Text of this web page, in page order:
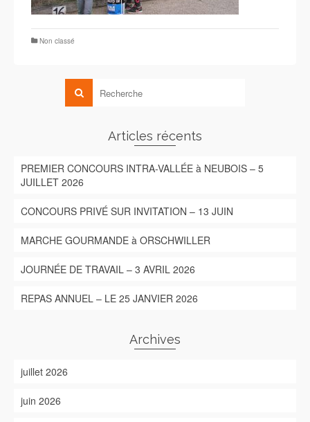
Non classé
Articles récents
PREMIER CONCOURS INTRA-VALLÉE à NEUBOIS – 5
JUILLET 2026
CONCOURS PRIVÉ SUR INVITATION – 13 JUIN
MARCHE GOURMANDE à ORSCHWILLER
JOURNÉE DE TRAVAIL – 3 AVRIL 2026
REPAS ANNUEL – LE 25 JANVIER 2026
Archives
juillet 2026
juin 2026